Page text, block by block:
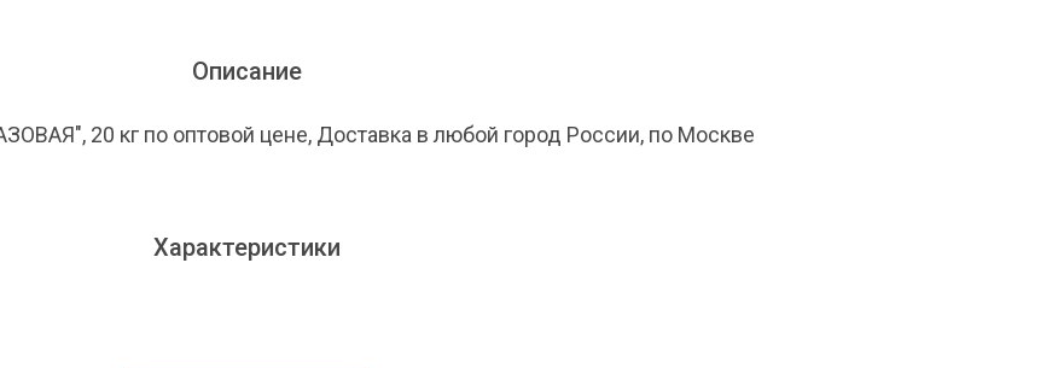
Описание
20 кг по оптовой цене, Доставка в любой город России, по Москве
Характеристики